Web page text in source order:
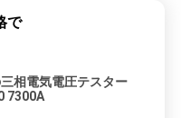
で
相電気電圧テスター
7300A